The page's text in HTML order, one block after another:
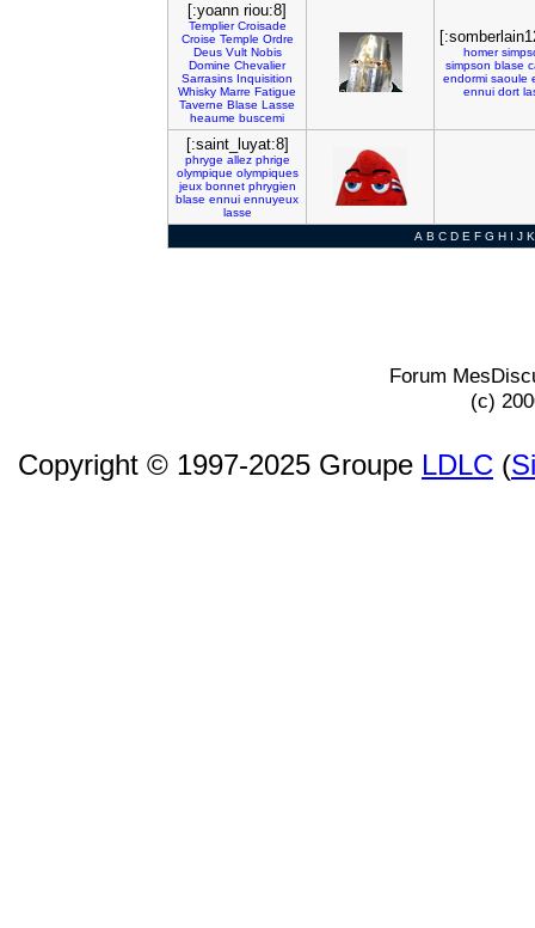
[:yoann riou:8]
Templier Croisade
Croise Temple Ordre
Deus Vult Nobis
Domine Chevalier
Sarrasins Inquisition
Whisky Marre Fatigue
Taverne Blase Lasse
heaume buscemi
homer
simpson blase
endormi saoule
ennui dort
[:saint_luyat:8]
phryge allez phrige
olympique olympiques
jeux bonnet phrygien
blase ennui ennuyeux
lasse
A B C D E F G H I J K
Forum
(c)
Copyright © 1997-2025 Groupe LDLC (